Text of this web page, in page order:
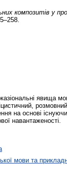
композитів у
явища
на основі
навантаженості.
мови та